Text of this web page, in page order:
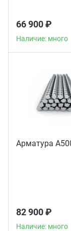
66 900 ₽
Наличие: много
Арматура
82 900 ₽
Наличие: много